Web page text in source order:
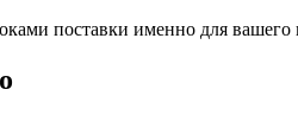
поставки именно для вашего